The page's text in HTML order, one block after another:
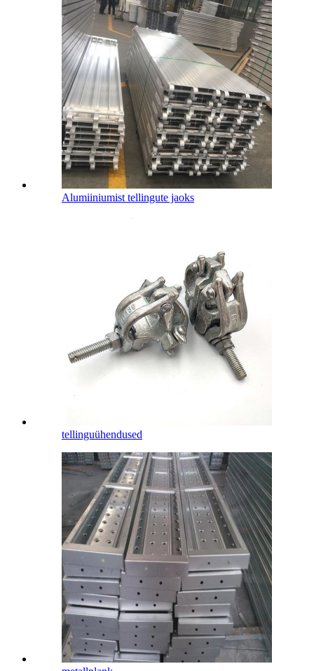
Alumiiniumist tellingute jaoks
tellinguühendused